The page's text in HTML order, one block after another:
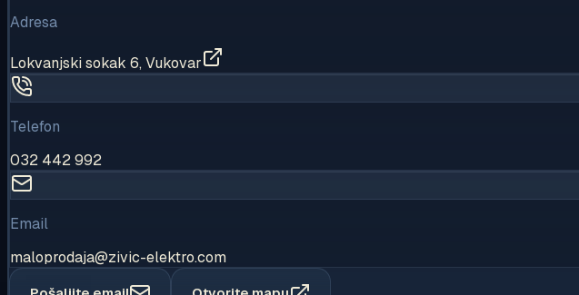
Adresa
Lokvanjski sokak 6, Vukovar
Telefon
032 442 992
Email
maloprodaja@zivic-elektro.com